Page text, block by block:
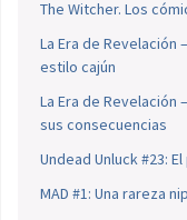
The Witcher. Los
La Era de Revelación
estilo cajún
La Era de Revelación
sus consecuencias
Undead Unluck #23:
MAD #1: Una rareza